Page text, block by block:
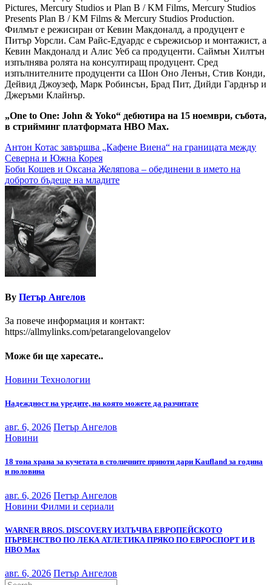
Pictures, Mercury Studios и Plan B / KM Films, Mercury Studios
Presents Plan B / KM Films & Mercury Studios Production.
Филмът е режисиран от Кевин Макдоналд, а продуцент е
Питър Уорсли. Сам Райс-Едуардс е сърежисьор и монтажист, а
Кевин Макдоналд и Алис Уеб са продуценти. Саймън Хилтън
изпълнява ролята на консултиращ продуцент. Сред
изпълнителните продуценти са Шон Оно Ленън, Стив Конди,
Дейвид Джоузеф, Марк Робинсън, Брад Пит, Дийди Гарднър и
Джеръми Клайнър.
„One to One: John & Yoko“ дебютира на 15 ноември, събота,
в стрийминг платформата HBO Max.
Навигация
Антон Котас завършва „Кафене Виена“ на границата между
Северна и Южна Корея
Боби Кошев и Оксана Желяпова – обединени в името на
доброто бъдеще на младите
By Петър Ангелов
За повече информация и контакт:
https://allmylinks.com/petarangelovangelov
Може би ще харесате..
Новини Технологии
Надеждност на уредите, на която можете да разчитате
авг. 6, 2026 Петър Ангелов
Новини
18 тона храна за кучетата в столичните приюти дари Kaufland за година
и половина
авг. 6, 2026 Петър Ангелов
Новини Филми и сериали
WARNER BROS. DISCOVERY ИЗЛЪЧВА ЕВРОПЕЙСКОТО
ПЪРВЕНСТВО ПО ЛЕКА АТЛЕТИКА ПРЯКО ПО ЕВРОСПОРТ И В
НВО Мах
авг. 6, 2026 Петър Ангелов